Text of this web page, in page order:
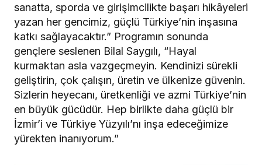
sanatta, sporda ve girişimcilikte başarı hikâyeleri
yazan her gencimiz, güçlü Türkiye’nin inşasına
katkı sağlayacaktır.” Programın sonunda
gençlere seslenen Bilal Saygılı, “Hayal
kurmaktan asla vazgeçmeyin. Kendinizi sürekli
geliştirin, çok çalışın, üretin ve ülkenize güvenin.
Sizlerin heyecanı, üretkenliği ve azmi Türkiye’nin
en büyük gücüdür. Hep birlikte daha güçlü bir
İzmir’i ve Türkiye Yüzyılı’nı inşa edeceğimize
yürekten inanıyorum.”